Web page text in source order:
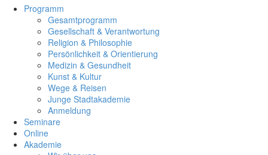
Programm
Gesamtprogramm
Gesellschaft & Verantwortung
Religion & Philosophie
Persönlichkeit & Orientierung
Medizin & Gesundheit
Kunst & Kultur
Wege & Reisen
Junge Stadtakademie
Anmeldung
Seminare
Online
Akademie